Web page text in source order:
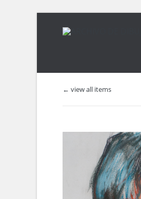
← view all items